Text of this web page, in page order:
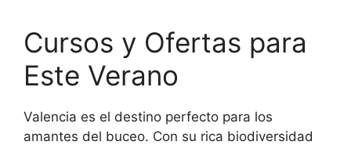
Cursos y Ofertas para
Este Verano
Valencia es el destino perfecto para los
amantes del buceo. Con su rica biodiversidad